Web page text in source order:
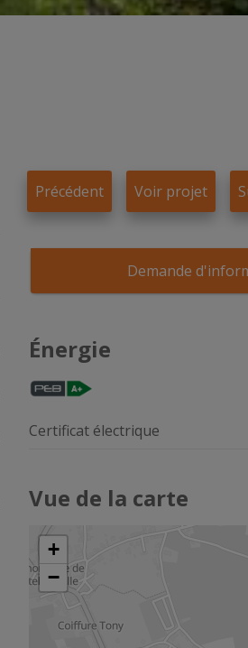
Précédent Voir projet
Demande
Énergie
Certificat électrique
Vue de la carte